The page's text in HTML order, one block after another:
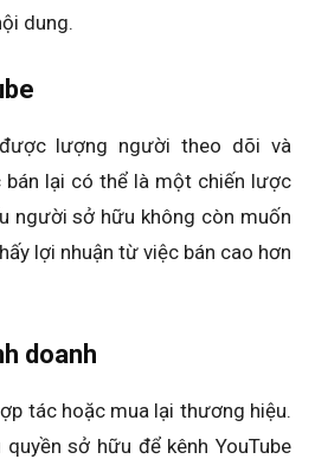
dung.
lượng người theo dõi và
lại có thể là một chiến lược
người sở hữu không còn muốn
lợi nhuận từ việc bán cao hơn
doanh
tác hoặc mua lại thương hiệu.
sở hữu để kênh YouTube